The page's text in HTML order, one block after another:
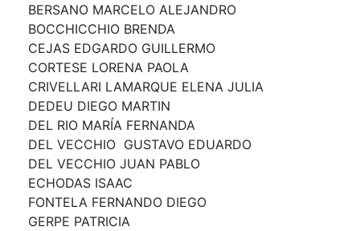
BERSANO MARCELO ALEJANDRO
BOCCHICCHIO BRENDA
CEJAS EDGARDO GUILLERMO
CORTESE LORENA PAOLA
CRIVELLARI LAMARQUE ELENA JULIA
DEDEU DIEGO MARTIN
DEL RIO MARÍA FERNANDA
DEL VECCHIO GUSTAVO EDUARDO
DEL VECCHIO JUAN PABLO
ECHODAS ISAAC
FONTELA FERNANDO DIEGO
GERPE PATRICIA